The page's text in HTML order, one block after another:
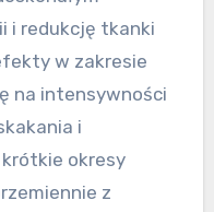
i redukcję tkanki
w zakresie
na intensywności
i
okresy
z